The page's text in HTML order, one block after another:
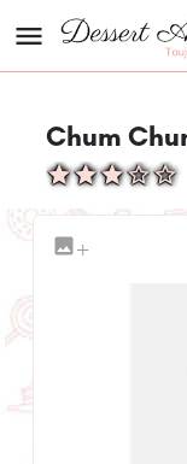
Chum
+